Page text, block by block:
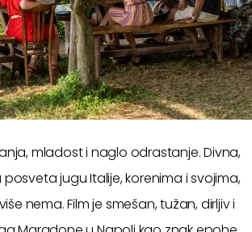
mladost i naglo odrastanje. Divna,
jugu Italije, korenima i svojima,
nema. Film je smešan, tužan, dirljiv i